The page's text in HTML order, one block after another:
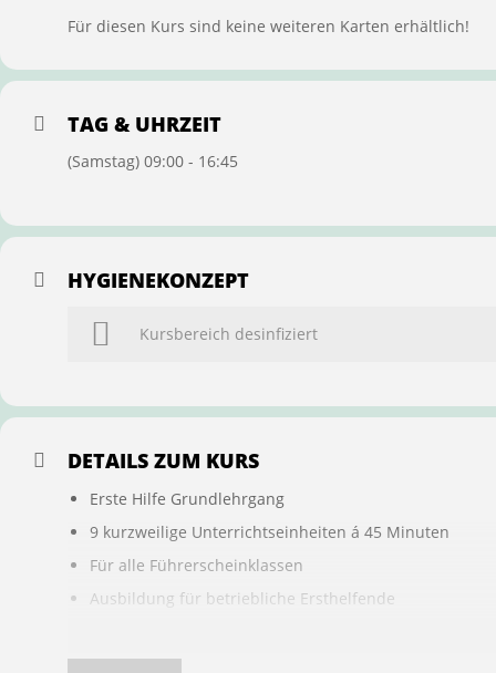
Für diesen Kurs sind keine weiteren Karten erhältlich!
TAG & UHRZEIT
(Samstag) 09:00 - 16:45
HYGIENEKONZEPT
Kursbereich desinfiziert
DETAILS ZUM KURS
Erste Hilfe Grundlehrgang
9 kurzweilige Unterrichtseinheiten á 45 Minuten
Für alle Führerscheinklassen
Ausbildung für betriebliche Ersthelfende